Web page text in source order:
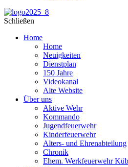
Schließen
Home
Home
Neuigkeiten
Dienstplan
150 Jahre
Videokanal
Alte Website
Über uns
Aktive Wehr
Kommando
Jugendfeuerwehr
Kinderfeuerwehr
Alters- und Ehrenabteilung
Chronik
Ehem. Werkfeuerwehr